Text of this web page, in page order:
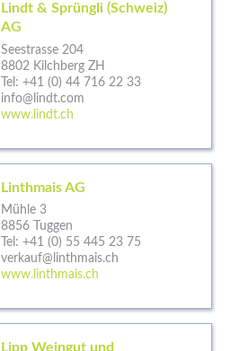
Lindt & Sprüngli (Schweiz)
AG
Seestrasse 204
8802 Kilchberg ZH
Tel: +41 (0) 44 716 22 33
info@lindt.com
www.lindt.ch
Linthmais AG
Mühle 3
8856 Tuggen
Tel: +41 (0) 55 445 23 75
verkauf@linthmais.ch
www.linthmais.ch
Lipp Weingut und